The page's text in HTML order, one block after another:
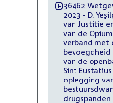
-36462
2023 - D.
van Justitie
van de
verband met
bevoegdheid
van de
Sint
oplegging
drugspanden